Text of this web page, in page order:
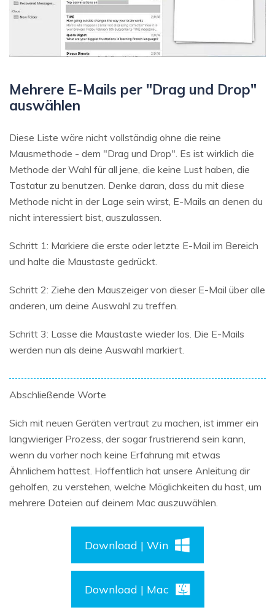
Mehrere E-Mails per "Drag und Drop"
auswählen
Diese Liste wäre nicht vollständig ohne die reine
Mausmethode - dem "Drag und Drop". Es ist wirklich die
Methode der Wahl für all jene, die keine Lust haben, die
Tastatur zu benutzen. Denke daran, dass du mit diese
Methode nicht in der Lage sein wirst, E-Mails an denen du
nicht interessiert bist, auszulassen.
Schritt 1: Markiere die erste oder letzte E-Mail im Bereich
und halte die Maustaste gedrückt.
Schritt 2: Ziehe den Mauszeiger von dieser E-Mail über alle
anderen, um deine Auswahl zu treffen.
Schritt 3: Lasse die Maustaste wieder los. Die E-Mails
werden nun als deine Auswahl markiert.
Abschließende Worte
Sich mit neuen Geräten vertraut zu machen, ist immer ein
langwieriger Prozess, der sogar frustrierend sein kann,
wenn du vorher noch keine Erfahrung mit etwas
Ähnlichem hattest. Hoffentlich hat unsere Anleitung dir
geholfen, zu verstehen, welche Möglichkeiten du hast, um
mehrere Dateien auf deinem Mac auszuwählen.
Download | Win
Download | Mac